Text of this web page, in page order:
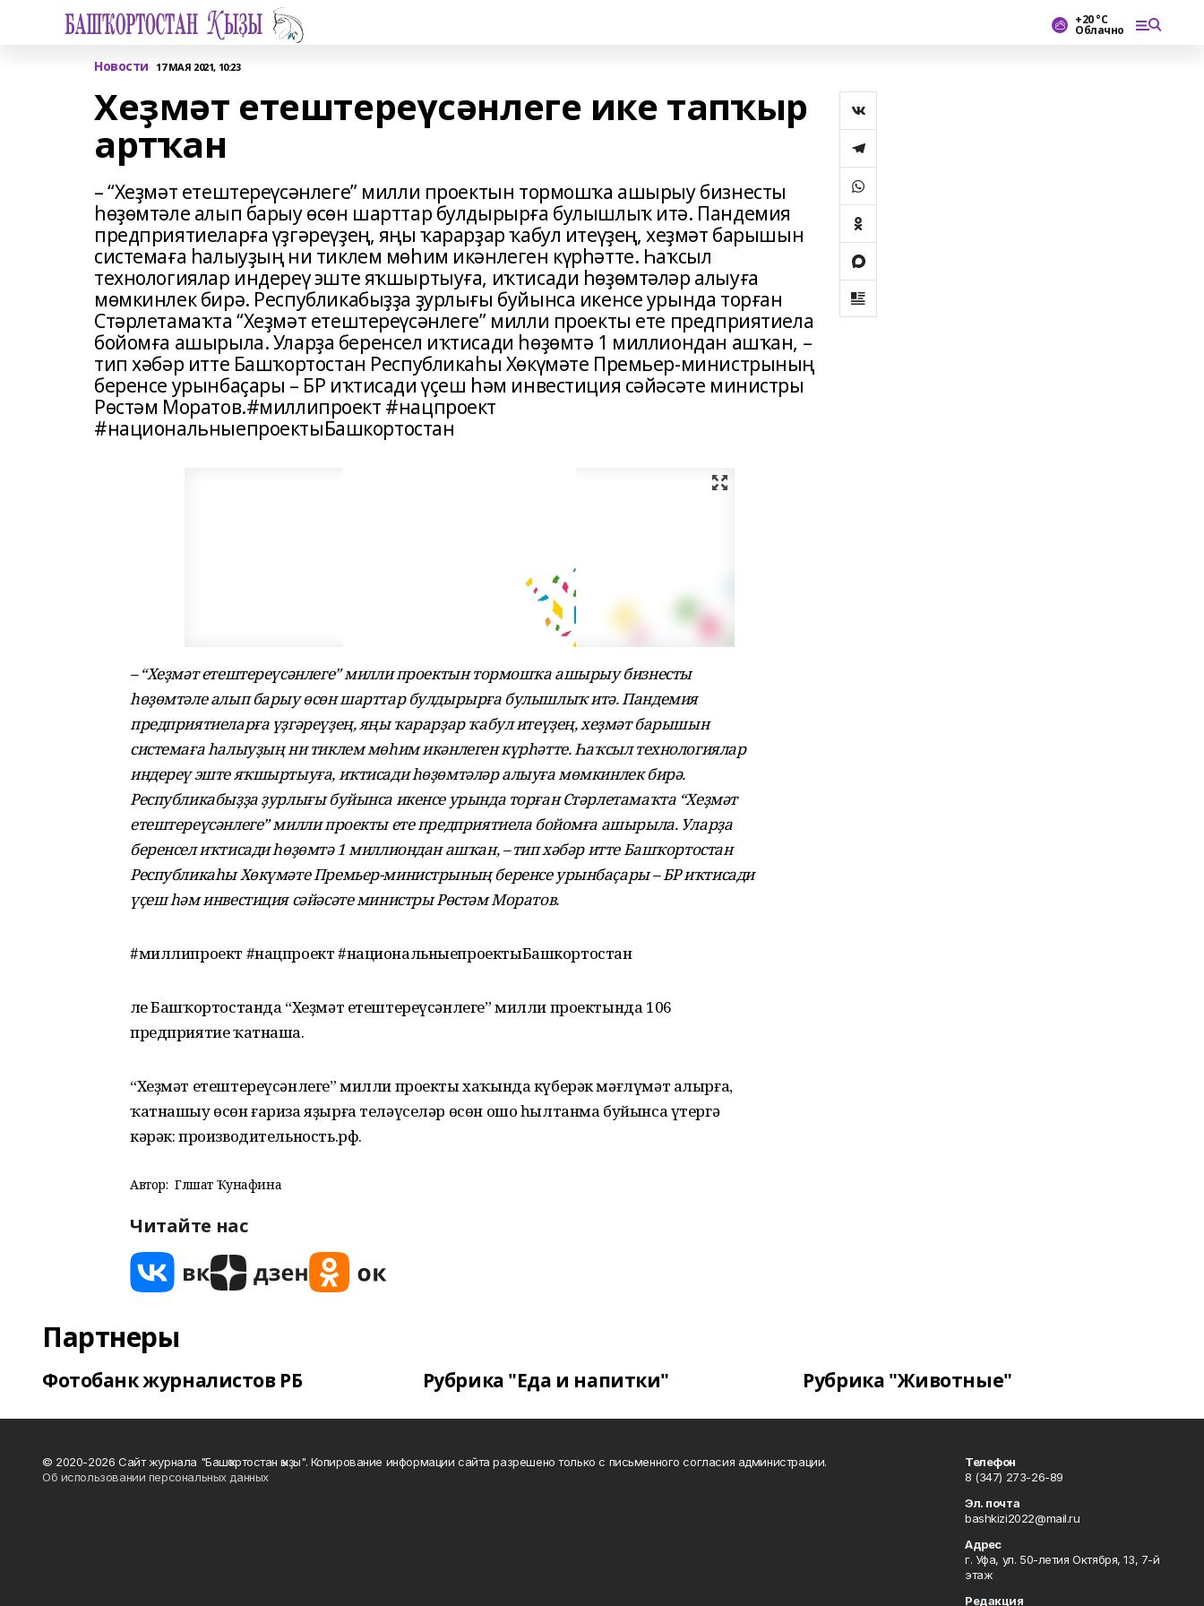
+20 °С
Облачно
Новости 17 МАЯ 2021, 10:23
Хеҙмәт етештереүсәнлеге ике тапҡыр
артҡан
– “Хеҙмәт етештереүсәнлеге” милли проектын тормошҡа ашырыу бизнесты
һөҙөмтәле алып барыу өсөн шарттар булдырырға булышлыҡ итә. Пандемия
предприятиеларға үҙгәреүҙең, яңы ҡарарҙар ҡабул итеүҙең, хеҙмәт барышын
системаға һалыуҙың ни тиклем мөһим икәнлеген күрһәтте. Һаҡсыл
технологиялар индереү эште яҡшыртыуға, иҡтисади һөҙөмтәләр алыуға
мөмкинлек бирә. Республикабыҙҙа ҙурлығы буйынса икенсе урында торған
Стәрлетамаҡта “Хеҙмәт етештереүсәнлеге” милли проекты ете предприятиела
бойомға ашырыла. Уларҙа беренсел иҡтисади һөҙөмтә 1 миллиондан ашҡан, –
тип хәбәр итте Башҡортостан Республикаһы Хөкүмәте Премьер-министрының
беренсе урынбаҫары – БР иҡтисади үҫеш һәм инвестиция сәйәсәте министры
Рөстәм Моратов.#миллипроект #нацпроект
#национальныепроектыБашкортостан
– “Хеҙмәт етештереүсәнлеге” милли проектын тормошҡа ашырыу бизнесты
һөҙөмтәле алып барыу өсөн шарттар булдырырға булышлыҡ итә. Пандемия
предприятиеларға үҙгәреүҙең, яңы ҡарарҙар ҡабул итеүҙең, хеҙмәт барышын
системаға һалыуҙың ни тиклем мөһим икәнлеген күрһәтте. Һаҡсыл технологиялар
индереү эште яҡшыртыуға, иҡтисади һөҙөмтәләр алыуға мөмкинлек бирә.
Республикабыҙҙа ҙурлығы буйынса икенсе урында торған Стәрлетамаҡта “Хеҙмәт
етештереүсәнлеге” милли проекты ете предприятиела бойомға ашырыла. Уларҙа
беренсел иҡтисади һөҙөмтә 1 миллиондан ашҡан, – тип хәбәр итте Башҡортостан
Республикаһы Хөкүмәте Премьер-министрының беренсе урынбаҫары – БР иҡтисади
үҫеш һәм инвестиция сәйәсәте министры Рөстәм Моратов.
#миллипроект #нацпроект #национальныепроектыБашкортостан
Әле Башҡортостанда “Хеҙмәт етештереүсәнлеге” милли проектында 106
предприятие ҡатнаша.
“Хеҙмәт етештереүсәнлеге” милли проекты хаҡында күберәк мәғлүмәт алырға,
ҡатнашыу өсөн ғариза яҙырға теләүселәр өсөн ошо һылтанма буйынса үтергә
кәрәк: производительность.рф.
Автор: Гөлшат Ҡунафина
Читайте нас
Партнеры
Фотобанк журналистов РБ Рубрика "Еда и напитки" Рубрика "Животные"
© 2020-2026 Сайт журнала "Башҡортостан ҡыҙы". Копирование информации сайта разрешено только с письменного согласия администрации.
Об использовании персональных данных
Телефон
8 (347) 273-26-89
Эл. почта
bashkizi2022@mail.ru
Адрес
г. Уфа, ул. 50-летия Октября, 13, 7-й
этаж
Редакция